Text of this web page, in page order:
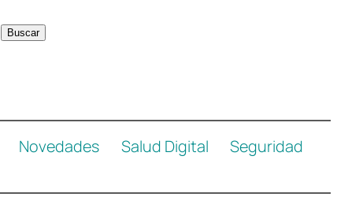
Buscar
Novedades Salud Digital
Seguridad